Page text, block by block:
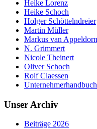
Heike Lorenz
Heike Schoch
Holger Schöttelndreier
Martin Müller
Markus van Appeldorn
N. Grimmert
Nicole Theinert
Oliver Schoch
Rolf Claessen
Unternehmerhandbuch
Unser Archiv
Beiträge 2026